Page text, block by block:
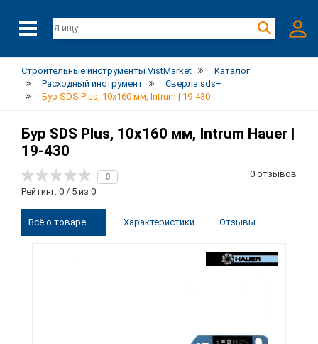
Строительные инструменты VistMarket
Каталог
Расходный инструмент
Сверла sds+
Бур SDS Plus, 10х160 мм, Intrum | 19-430
Бур SDS Plus, 10х160 мм, Intrum Hauer |
19-430
0
Рейтинг: 0 / 5 из 0
0 отзывов
Всё о товаре Характеристики Отзывы